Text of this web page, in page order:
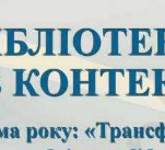
імені Ярослава
Національної